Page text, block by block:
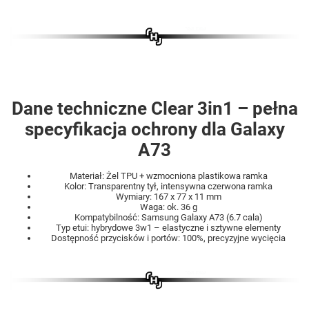
Dane techniczne Clear 3in1 – pełna
specyfikacja ochrony dla Galaxy
A73
Materiał: Żel TPU + wzmocniona plastikowa ramka
Kolor: Transparentny tył, intensywna czerwona ramka
Wymiary: 167 x 77 x 11 mm
Waga: ok. 36 g
Kompatybilność: Samsung Galaxy A73 (6.7 cala)
Typ etui: hybrydowe 3w1 – elastyczne i sztywne elementy
Dostępność przycisków i portów: 100%, precyzyjne wycięcia